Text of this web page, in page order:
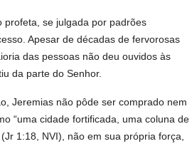
profeta, se julgada por padrões
Apesar de décadas de fervorosas
das pessoas não deu ouvidos às
da parte do Senhor.
Jeremias não pôde ser comprado nem
“uma cidade fortificada, uma coluna de
1:18, NVI), não em sua própria força,